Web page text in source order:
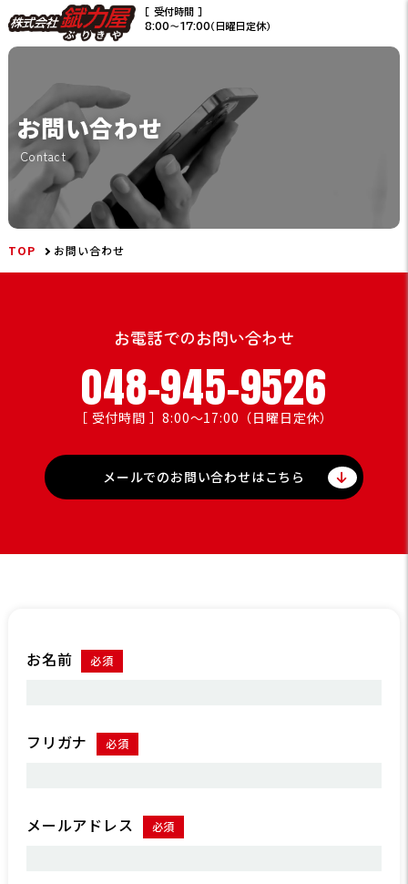
［ 受付時間 ］
8:00〜17:00（日曜日定休）
お問い合わせ
Contact
TOP お問い合わせ
お電話でのお問い合わせ
048-945-9526
［ 受付時間 ］8:00〜17:00（日曜日定休）
メールでのお問い合わせはこちら
お名前 必須
フリガナ 必須
メールアドレス 必須